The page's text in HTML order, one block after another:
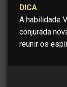
DICA
A habilidade
conjurada
reunir os